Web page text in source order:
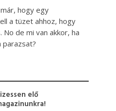
hogy egy
a tüzet ahhoz, hogy
de mi van akkor, ha
parazsat?
elő